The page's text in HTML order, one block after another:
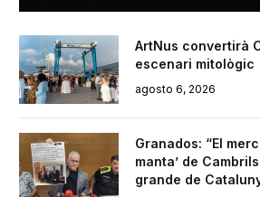
ArtNus convertirà
escenari mitològic
agosto 6, 2026
Granados: “El
manta’ de
grande de